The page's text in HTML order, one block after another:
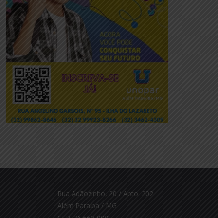
Rua Adãozinho, 20 / Apto. 202
Além Paraíba / MG